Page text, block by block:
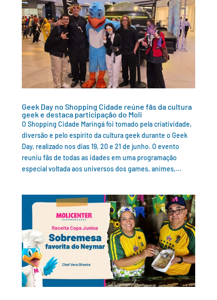
Geek Day no Shopping Cidade reúne fãs da cultura
geek e destaca participação do Moli
O Shopping Cidade Maringá foi tomado pela criatividade,
diversão e pelo espírito da cultura geek durante o Geek
Day, realizado nos dias 19, 20 e 21 de junho. O evento
reuniu fãs de todas as idades em uma programação
especial voltada aos universos dos games, animes,...